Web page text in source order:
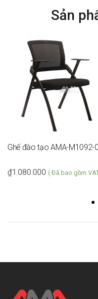
Sản
Ghế đào tạo AMA-M1092-
1.080.000
₫ ( Đã bao gồm